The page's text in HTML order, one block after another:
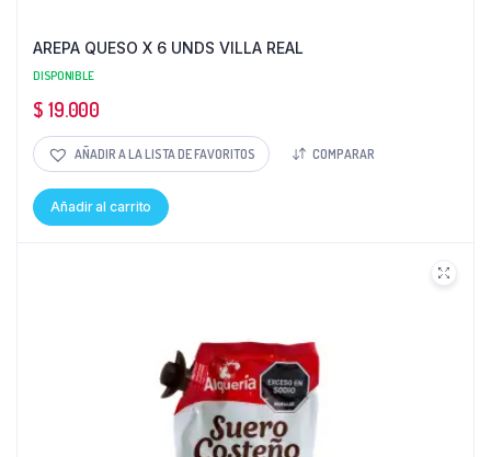
AREPA QUESO X 6 UNDS VILLA REAL
DISPONIBLE
$ 19.000
AÑADIR A LA LISTA DE FAVORITOS COMPARAR
Añadir al carrito